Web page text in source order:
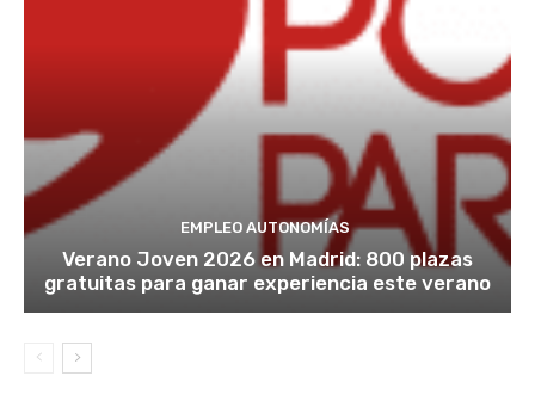
EMPLEO AUTONOMÍAS
Verano Joven 2026 en Madrid: 800 plazas
gratuitas para ganar experiencia este verano